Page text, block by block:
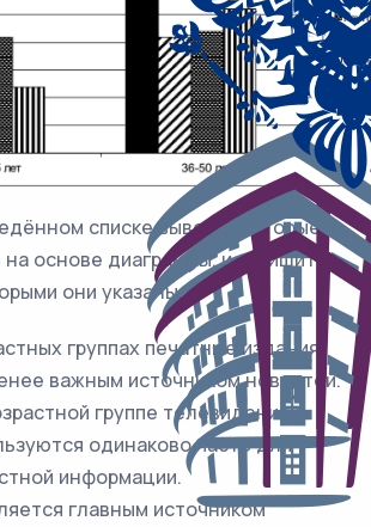
списке выводы, которые
основе диаграммы, и запишите
они указаны.
группах печатные издания
важным источником новостей.
группе телевидение и
одинаково часто для
информации.
главным источником